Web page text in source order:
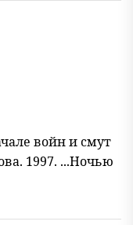
войн и смут
1997. ...Ночью